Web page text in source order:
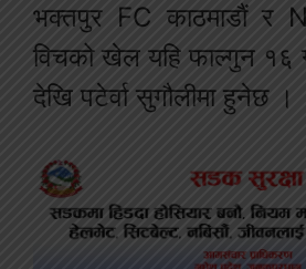
भक्तपुर FC काठमाडौं र
विचको खेल यहि फाल्गुन १६
देखि पटेर्वा सुगौलीमा हुनेछ ।